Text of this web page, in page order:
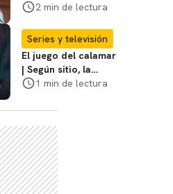
escritura de Taylor
coraje"
2 min de lectura
Series y televisión
El juego del calamar
| Según sitio, la
versión de David
debería suceder
1 min de lectura